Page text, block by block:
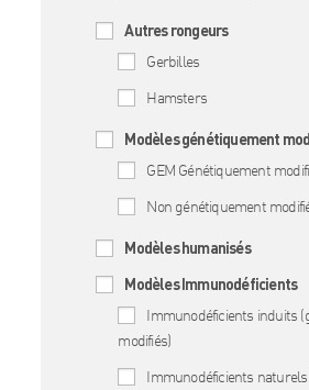
Autres rongeurs
Gerbilles
Hamsters
Modèles génétiquement
GEM Génétiquement
Non génétiquement
Modèles humanisés
Modèles Immunodéficients
Immunodéficients induits
modifiés)
Immunodéficients